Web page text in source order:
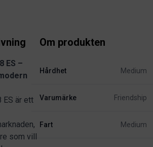
ES –
ES är ett
som vill
Om produkten
Hårdhet Medium
Varumärke Friendship
Fart Medium